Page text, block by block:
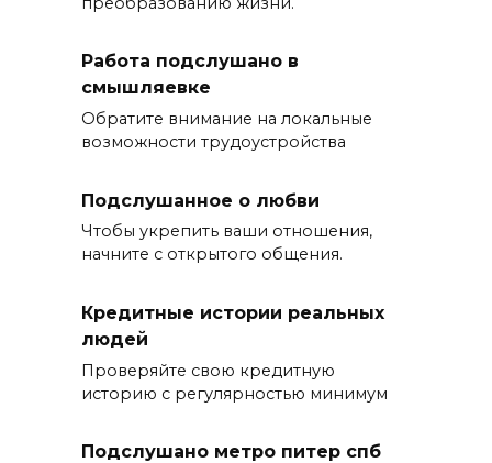
Работа подслушано в
смышляевке
Обратите внимание на локальные
возможности трудоустройства
Подслушанное о любви
Чтобы укрепить ваши отношения,
начните с открытого общения.
Кредитные истории реальных
людей
Проверяйте свою кредитную
историю с регулярностью минимум
Подслушано метро питер спб